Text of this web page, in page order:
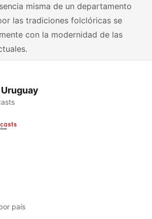
misma de un departamento
las tradiciones folclóricas se
con la modernidad de las
país